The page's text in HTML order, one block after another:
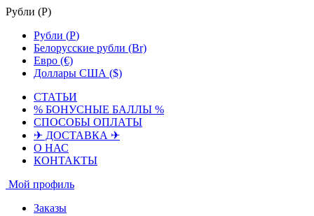
Рубли (Р)
Рубли (Р)
Белорусские рубли (Br)
Евро (€)
Доллары США ($)
СТАТЬИ
% БОНУСНЫЕ БАЛЛЫ %
СПОСОБЫ ОПЛАТЫ
✈ ДОСТАВКА ✈
О НАС
КОНТАКТЫ
Мой профиль
Заказы